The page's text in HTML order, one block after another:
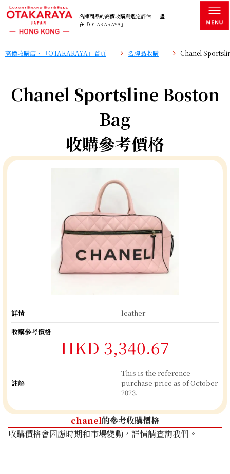
名牌商品的高價收購與鑑定評估——盡
在「OTAKARAYA」
高價收購店・「OTAKARAYA」首頁 名牌品收購 Chanel
Chanel Sportsline Boston
Bag
收購參考價格
詳情
leather
收購參考價格
HKD 3,340.67
註解
This is the reference
purchase price as of October
2023.
chanel的參考收購價格
收購價格會因應時期和市場變動，詳情請查詢我們。